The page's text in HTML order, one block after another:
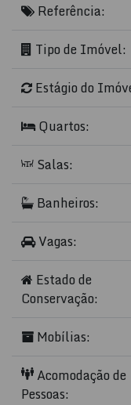
Referência:
Tipo de Imóvel:
Estágio do
Quartos:
Salas:
Banheiros:
Vagas:
Estado de
Conservação:
Mobílias:
Acomodação de
Pessoas: